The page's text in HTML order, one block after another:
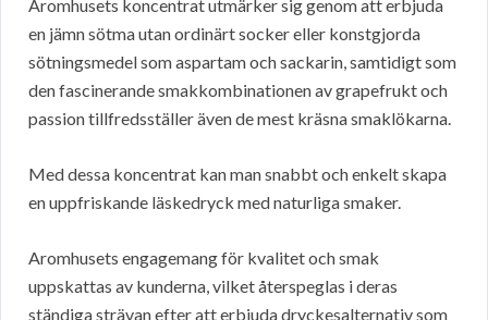
Aromhusets koncentrat utmärker sig genom att erbjuda
en jämn sötma utan ordinärt socker eller konstgjorda
sötningsmedel som aspartam och sackarin, samtidigt som
den fascinerande smakkombinationen av grapefrukt och
passion tillfredsställer även de mest kräsna smaklökarna.
Med dessa koncentrat kan man snabbt och enkelt skapa
en uppfriskande läskedryck med naturliga smaker.
Aromhusets engagemang för kvalitet och smak
uppskattas av kunderna, vilket återspeglas i deras
ständiga strävan efter att erbjuda dryckesalternativ som